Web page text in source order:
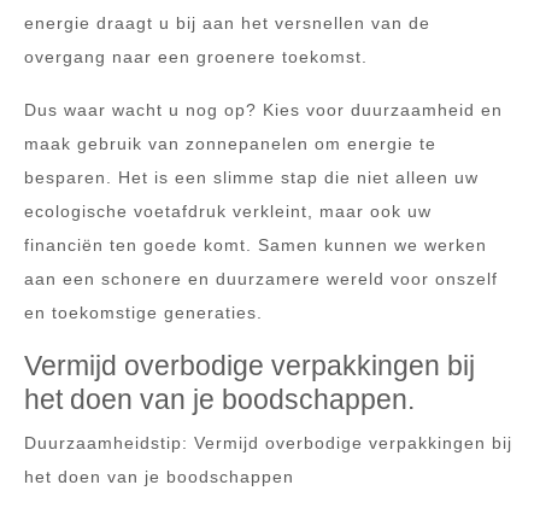
energie draagt u bij aan het versnellen van de
overgang naar een groenere toekomst.
Dus waar wacht u nog op? Kies voor duurzaamheid en
maak gebruik van zonnepanelen om energie te
besparen. Het is een slimme stap die niet alleen uw
ecologische voetafdruk verkleint, maar ook uw
financiën ten goede komt. Samen kunnen we werken
aan een schonere en duurzamere wereld voor onszelf
en toekomstige generaties.
Vermijd overbodige verpakkingen bij
het doen van je boodschappen.
Duurzaamheidstip: Vermijd overbodige verpakkingen bij
het doen van je boodschappen